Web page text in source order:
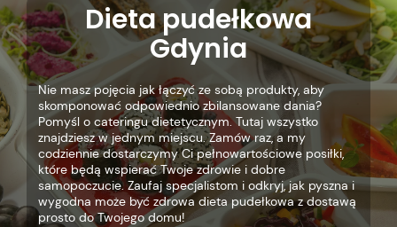
Dieta pudełkowa
Gdynia
Nie masz pojęcia jak łączyć ze sobą produkty, aby
skomponować odpowiednio zbilansowane dania?
Pomyśl o cateringu dietetycznym. Tutaj wszystko
znajdziesz w jednym miejscu. Zamów raz, a my
codziennie dostarczymy Ci pełnowartościowe posiłki,
które będą wspierać Twoje zdrowie i dobre
samopoczucie. Zaufaj specjalistom i odkryj, jak pyszna i
wygodna może być zdrowa dieta pudełkowa z dostawą
prosto do Twojego domu!